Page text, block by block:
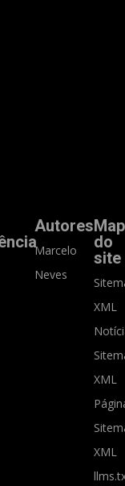
Autores
Marcelo
Neves
do
site
XML
XML
XML